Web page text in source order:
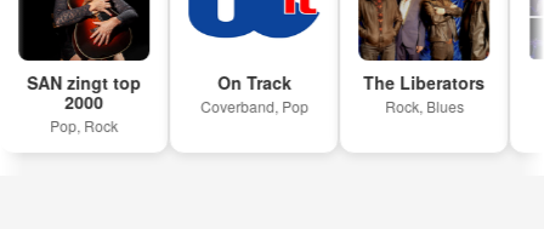
SAN zingt top
2000
Pop, Rock
On Track
Coverband, Pop
The Liberators
Rock, Blues